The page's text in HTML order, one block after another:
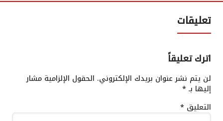
تعليقات
اترك تعليقاً
لن يتم نشر عنوان بريدك الإلكتروني. الحقول الإلزامية مشار
إليها بـ*
التعليق *